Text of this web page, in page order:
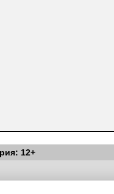
12+
|Политика